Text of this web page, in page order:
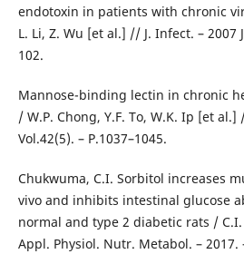
endotoxin in patients with chronic
L. Li, Z. Wu [et al.] // J. Infect. – 2007
102.
Mannose-binding lectin in chronic
/ W.P. Chong, Y.F. To, W.K. Ip [et
Vol.42(5). – Р.1037–1045.
Chukwuma, C.I. Sorbitol increases
vivo and inhibits intestinal glucose
normal and type 2 diabetic rats /
Appl. Physiol. Nutr. Metabol. – 2017.